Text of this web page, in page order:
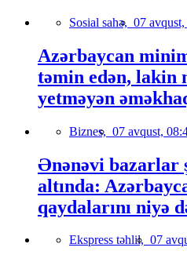
Sosial sahə, 07
Azərbaycan
təmin edən, lakin
yetməyən
Biznes, 07 avqust,
Ənənəvi bazarlar
altında:
qaydalarını niyə
Ekspress təhlil, 07